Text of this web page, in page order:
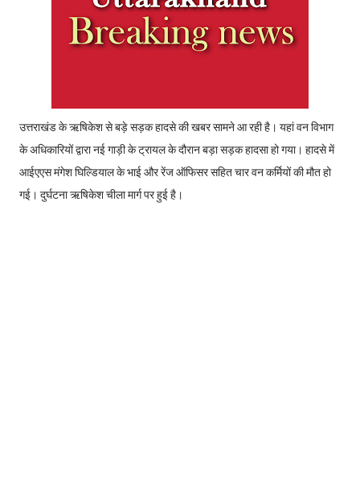
उत्तराखंड के ऋषिकेश से बड़े सड़क हादसे की खबर सामने आ रही है। यहां वन विभाग
के अधिकारियों द्वारा नई गाड़ी के ट्रायल के दौरान बड़ा सड़क हादसा हो गया। हादसे में
आईएएस मंगेश घिल्डियाल के भाई और रेंज ऑफिसर सहित चार वन कर्मियों की मौत हो
गई। दुर्घटना ऋषिकेश चीला मार्ग पर हुई है।